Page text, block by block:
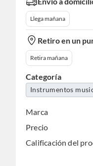
Llega mañana
Retiro en un
Retira mañana
Categoría
Instrumentos
Marca
Precio
Calificación del